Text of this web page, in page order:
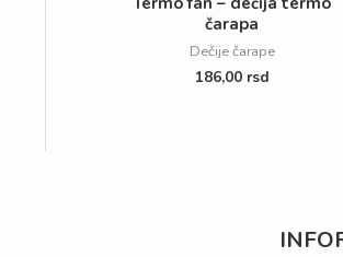
čarapa
Dečije čarape
186,00 rsd